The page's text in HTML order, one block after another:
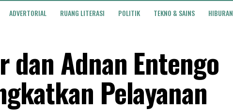
ADVERTORIAL RUANG LITERASI POLITIK TEKNO & SAINS HIBURAN
dan Adnan Entengo
Pelayanan